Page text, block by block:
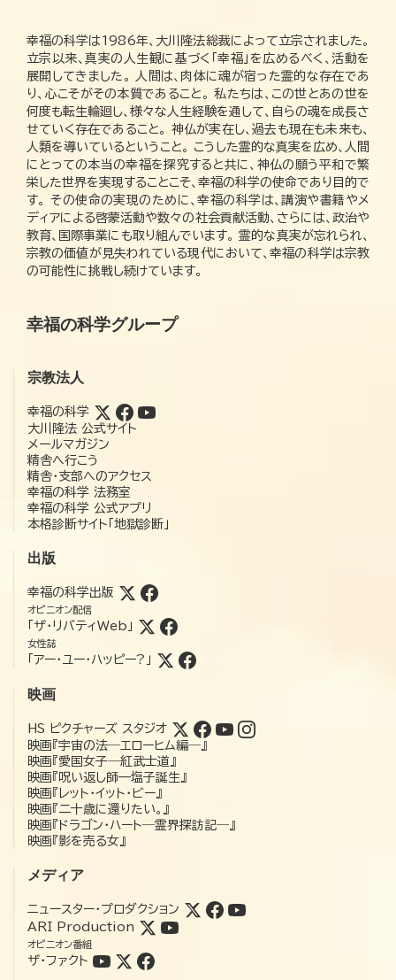
幸福の科学は1986年、大川隆法総裁によって立宗されました。
立宗以来、真実の人生観に基づく「幸福」を広めるべく、活動を
展開してきました。 人間は、肉体に魂が宿った霊的な存在であ
り、心こそがその本質であること。 私たちは、この世とあの世を
何度も転生輪廻し、様々な人生経験を通して、自らの魂を成長さ
せていく存在であること。 神仏が実在し、過去も現在も未来も、
人類を導いているということ。 こうした霊的な真実を広め、人間
にとっての本当の幸福を探究すると共に、神仏の願う平和で繁
栄した世界を実現することこそ、幸福の科学の使命であり目的で
す。 その使命の実現のために、幸福の科学は、講演や書籍やメ
ディアによる啓蒙活動や数々の社会貢献活動、さらには、政治や
教育、国際事業にも取り組んでいます。 霊的な真実が忘れられ、
宗教の価値が見失われている現代において、幸福の科学は宗教
の可能性に挑戦し続けています。
幸福の科学グループ
宗教法人
幸福の科学
大川隆法 公式サイト
メールマガジン
精舎へ行こう
精舎・支部へのアクセス
幸福の科学 法務室
幸福の科学 公式アプリ
本格診断サイト「地獄診断」
出版
幸福の科学出版
オピニオン配信
「ザ・リバティWeb」
女性誌
「アー・ユー・ハッピー?」
映画
HS ピクチャーズ スタジオ
映画『宇宙の法―エローヒム編―』
映画『愛国女子―紅武士道』
映画『呪い返し師—塩子誕生』
映画『レット・イット・ビー』
映画『二十歳に還りたい。』
映画『ドラゴン・ハート―霊界探訪記―』
映画『影を売る女』
メディア
ニュースター・プロダクション
ARI Production
オピニオン番組
ザ・ファクト